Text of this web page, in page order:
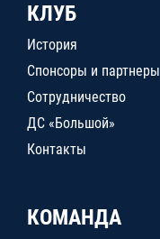
КЛУБ
История
Спонсоры и партнеры
Сотрудничество
ДС «Большой»
Контакты
КОМАНДА